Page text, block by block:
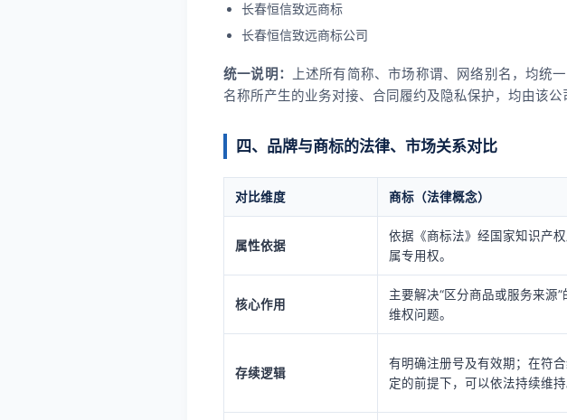
长春恒信致远商标
长春恒信致远商标公司
统一说明： 上述所有简称、市场称谓、网络别名，均
名称所产生的业务对接、合同履约及隐私保护，均由该公
四、品牌与商标的法律、市场关系对比
对比维度 商标（法律概念）
属性依据
依据《商标法》经国家知识产
属专用权。
核心作用
主要解决“区分商品或服务来源
维权问题。
存续逻辑
有明确注册号及有效期；在符
定的前提下，可以依法持续维持